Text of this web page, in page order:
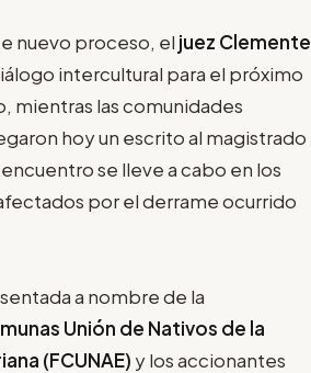
nuevo proceso, el juez Clemente
intercultural para el próximo
mientras las comunidades
hoy un escrito al magistrado
se lleve a cabo en los
por el derrame ocurrido
a nombre de la
Unión de Nativos de la
(FCUNAE) y los accionantes